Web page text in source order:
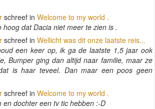
schreef in Welcome to my world .
dat Dacia niet meer te zien is .
schreef in Wellicht was dit onze laatste reis...
een keer op, ik ga de laatste 1,5 jaar ook
Bumper ging dan altijd naar familie, maar ze
is haar teveel. Dan maar een poos geen
schreef in Welcome to my world .
en dochter een tv tic hebben :-D